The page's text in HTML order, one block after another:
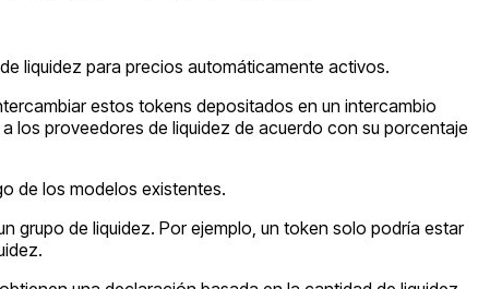
liquidez para precios automáticamente activos.
estos tokens depositados en un intercambio
los proveedores de liquidez de acuerdo con su porcentaje
de los modelos existentes.
grupo de liquidez. Por ejemplo, un token solo podría estar